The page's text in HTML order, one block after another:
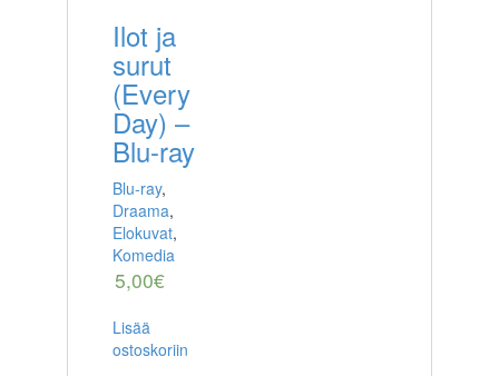
Ilot ja
surut
(Every
Day) –
Blu-ray
Blu-ray,
Draama,
Elokuvat,
Komedia
5,00€
Lisää
ostoskoriin